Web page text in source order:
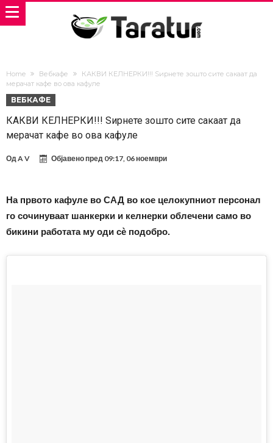
Home Вебкафе
КАКВИ КЕЛНЕРКИ!!! Ѕирнете зошто сите сакаат да
мерачат кафе во ова кафуле
ВЕБКАФЕ
КАКВИ КЕЛНЕРКИ!!! Ѕирнете зошто сите сакаат да
мерачат кафе во ова кафуле
ОдA V Објавено пред 09:17, 06 ноември
На првото кафуле во САД во кое целокупниот персонал
го сочинуваат шанкерки и келнерки облечени само во
бикини работата му оди сè подобро.